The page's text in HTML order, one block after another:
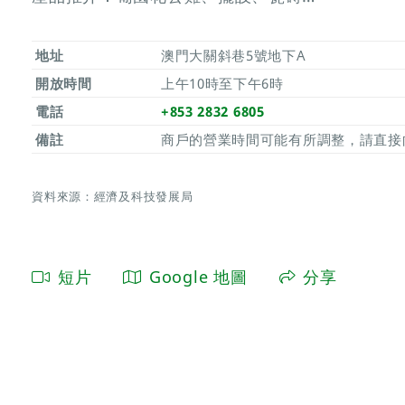
地址
澳門大關斜巷5號地下A
開放時間
上午10時至下午6時
電話
+853 2832 6805
備註
商戶的營業時間可能有所調整，請直接
資料來源：經濟及科技發展局
短片 Google 地圖 分享